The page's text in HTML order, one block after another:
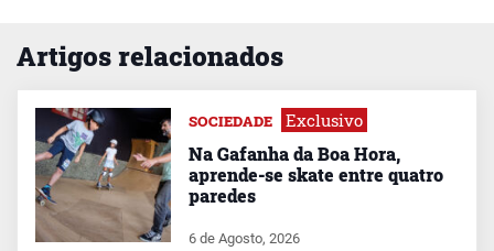
Artigos relacionados
SOCIEDADE Exclusivo
Na Gafanha da Boa Hora,
aprende-se skate entre quatro
paredes
6 de Agosto, 2026